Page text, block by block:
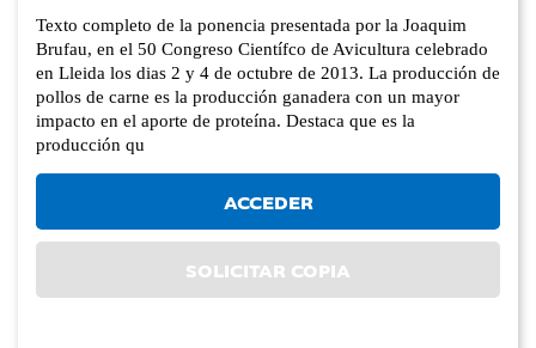
Texto completo de la ponencia presentada por la Joaquim
Brufau, en el 50 Congreso Científco de Avicultura celebrado
en Lleida los dias 2 y 4 de octubre de 2013. La producción de
pollos de carne es la producción ganadera con un mayor
impacto en el aporte de proteína. Destaca que es la
producción qu
ACCEDER
SOLICITAR COPIA